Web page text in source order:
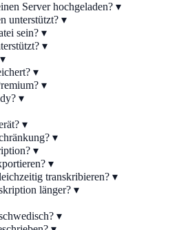
Server hochgeladen? ▾
unterstützt? ▾
sein? ▾
▾
▾
▾
▾
▾
▾
▾
▾
▾
transkribieren? ▾
länger? ▾
▾